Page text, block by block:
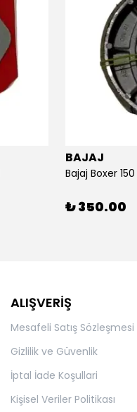
BAJAJ
Bajaj Boxer
₺ 350.00
ALIŞVERİŞ
Mesafeli Satış Sözleşmesi
Gizlilik ve Güvenlik
İptal İade Koşullari
Kişisel Veriler Politikası